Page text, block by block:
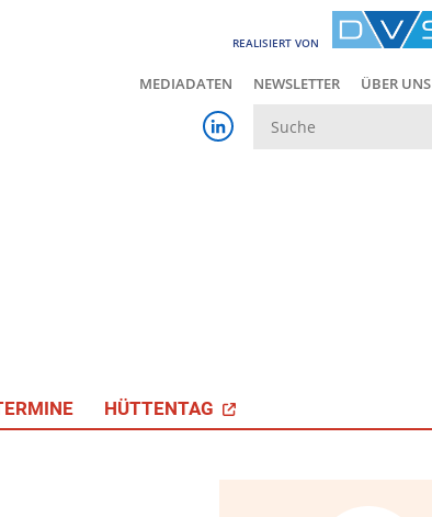
REALISIERT VON
MEDIADATEN NEWSLETTER ÜBER UNS
HÜTTENTAG